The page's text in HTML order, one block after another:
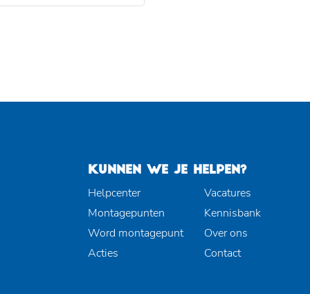
KUNNEN WE JE HELPEN?
Helpcenter
Montagepunten
Word montagepunt
Acties
Vacatures
Kennisbank
Over ons
Contact